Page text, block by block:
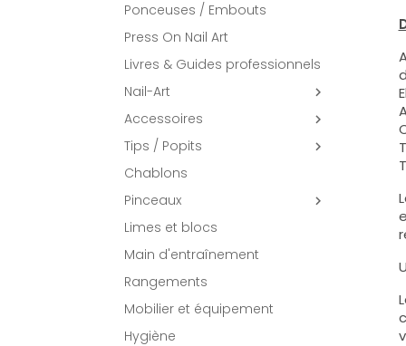
Ponceuses / Embouts
Press On Nail Art
Livres & Guides professionnels
Nail-Art

Accessoires 
Tips / Popits 
Chablons
Pinceaux

Limes et blocs
Main d'entraînement
Rangements
Mobilier et équipement
Hygiène